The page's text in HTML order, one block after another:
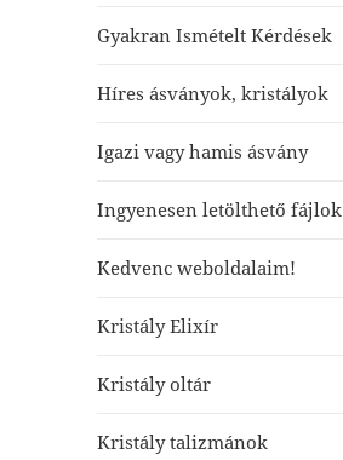
Gyakran Ismételt Kérdések
Híres ásványok, kristályok
Igazi vagy hamis ásvány
Ingyenesen letölthető fájlok
Kedvenc weboldalaim!
Kristály Elixír
Kristály oltár
Kristály talizmánok